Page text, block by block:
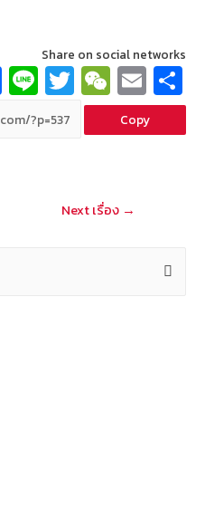
Share on social networks
Fa
ce
b
Li
n
e
T
wi
tt
W
e
C
at
E
m
ai
Copy
Next เรื่อง →